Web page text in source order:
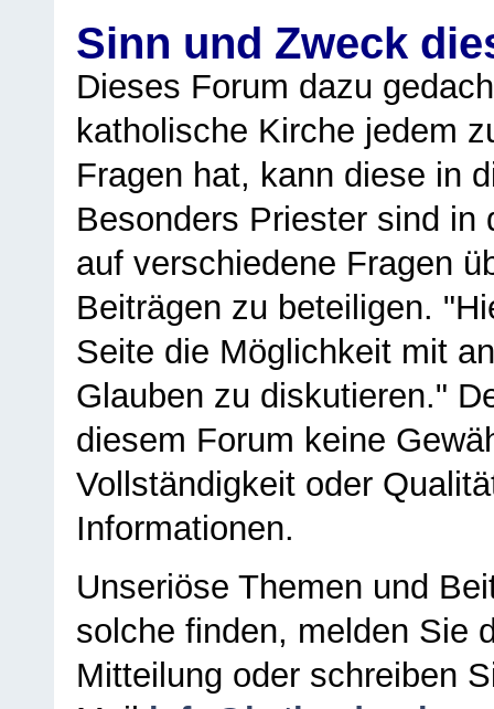
Sinn und Zweck
Dieses Forum dazu
katholische Kirche jedem
Fragen hat, kann diese in
Besonders Priester sind in
auf verschiedene Fragen
Beiträgen zu beteiligen.
Seite die Möglichkeit mit
Glauben zu diskutieren."
diesem Forum keine
Vollständigkeit oder
Informationen.
Unseriöse Themen und
solche finden, melden Sie
Mitteilung oder schreiben